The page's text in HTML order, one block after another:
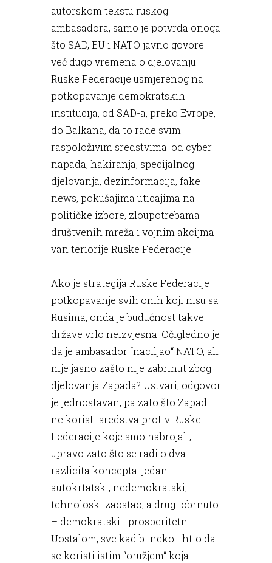
autorskom tekstu ruskog
ambasadora, samo je potvrda onoga
što SAD, EU i NATO javno govore
već dugo vremena o djelovanju
Ruske Federacije usmjerenog na
potkopavanje demokratskih
institucija, od SAD-a, preko Evrope,
do Balkana, da to rade svim
raspoloživim sredstvima: od cyber
napada, hakiranja, specijalnog
djelovanja, dezinformacija, fake
news, pokušajima uticajima na
političke izbore, zloupotrebama
društvenih mreža i vojnim akcijma
van teriorije Ruske Federacije.
Ako je strategija Ruske Federacije
potkopavanje svih onih koji nisu sa
Rusima, onda je budućnost takve
države vrlo neizvjesna. Očigledno je
da je ambasador “naciljao“ NATO, ali
nije jasno zašto nije zabrinut zbog
djelovanja Zapada? Ustvari, odgovor
je jednostavan, pa zato što Zapad
ne koristi sredstva protiv Ruske
Federacije koje smo nabrojali,
upravo zato što se radi o dva
razlicita koncepta: jedan
autokrtatski, nedemokratski,
tehnoloski zaostao, a drugi obrnuto
– demokratski i prosperitetni.
Uostalom, sve kad bi neko i htio da
se koristi istim “oružjem“ koja